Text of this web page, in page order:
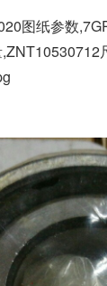
图纸参数